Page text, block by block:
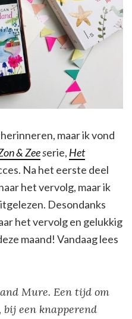
maar ik vond
& Zeeserie, Het
Na het eerste deel
het vervolg, maar ik
Desondanks
het vervolg en gelukkig
maand! Vandaag lees
Mure. Een tijd om
bij een knapperend